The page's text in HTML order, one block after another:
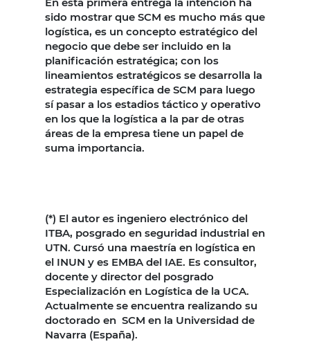
sido mostrar que SCM es mucho más que
logística, es un concepto estratégico del
negocio que debe ser incluido en la
planificación estratégica; con los
lineamientos estratégicos se desarrolla la
estrategia específica de SCM para luego
sí pasar a los estadios táctico y operativo
en los que la logística a la par de otras
áreas de la empresa tiene un papel de
suma importancia.
(*) El autor es ingeniero electrónico del
ITBA, posgrado en seguridad industrial en
UTN. Cursó una maestría en logística en
el INUN y es EMBA del IAE. Es consultor,
docente y director del posgrado
Especialización en Logística de la UCA.
Actualmente se encuentra realizando su
doctorado en SCM en la Universidad de
Navarra (España).